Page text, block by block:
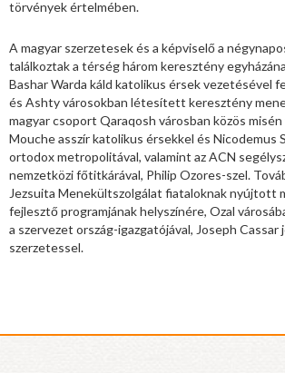
törvények értelmében.
A magyar szerzetesek és a képviselő a
találkoztak a térség három keresztény
Bashar Warda káld katolikus érsek vezetésével
és Ashty városokban létesített keresztény
magyar csoport Qaraqosh városban közös
Mouche asszír katolikus érsekkel és Nicodemus
ortodox metropolitával, valamint az ACN
nemzetközi főtitkárával, Philip Ozores-szel.
Jezsuita Menekültszolgálat fiataloknak nyújtott
fejlesztő programjának helyszínére, Ozal
a szervezet ország-igazgatójával, Joseph Cassar
szerzetessel.